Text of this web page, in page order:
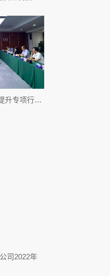
川盐集团召开强化管理提升专项行动推进会
司2022年